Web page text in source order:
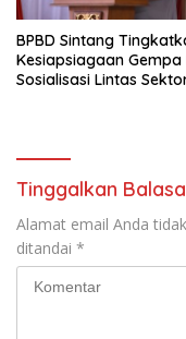
BPBD Sintang
Kesiapsiagaan Gempa
Sosialisasi Lintas
Tinggalkan
Alamat email Anda
ditandai *